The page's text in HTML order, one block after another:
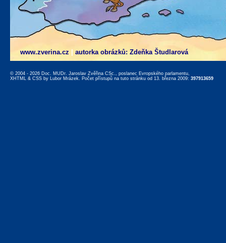
www.zverina.cz autorka obrázků: Zdeňka Študlarová
© 2004 - 2026 Doc. MUDr. Jaroslav Zvěřina CSc., poslanec Evropského parlamentu,
XHTML & CSS by Lubor Mrázek. Počet přístupů na tuto stránku od 13. března 2009: 397913659